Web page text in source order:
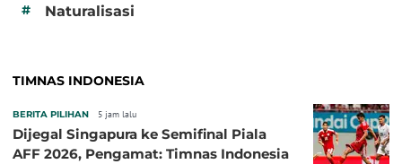
# Naturalisasi
TIMNAS INDONESIA
BERITA PILIHAN 5 jam lalu
Dijegal Singapura ke Semifinal Piala
AFF 2026, Pengamat: Timnas Indonesia